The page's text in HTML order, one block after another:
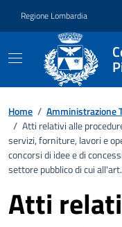
Regione Lombardia
Home / Amministrazione
/ Atti relativi alle
servizi, forniture, lavori e
concorsi di idee e di
settore pubblico di cui
Atti